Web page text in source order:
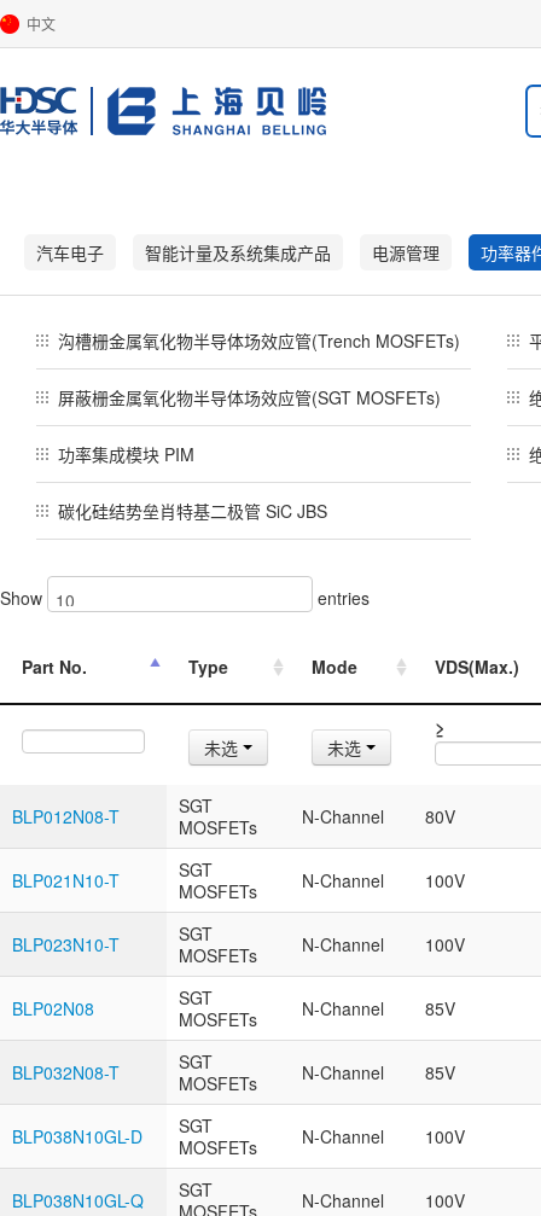
中文
汽车电子 智能计量及系统集成产品 电源管理 功率器
沟槽栅金属氧化物半导体场效应管(Trench MOSFETs)
屏蔽栅金属氧化物半导体场效应管(SGT MOSFETs)
功率集成模块 PIM
碳化硅结势垒肖特基二极管 SiC JBS
Show entries
Part No. Type Mode VDS(Max.)
未选 未选
≥
BLP012N08-T
SGT
MOSFETs
N-Channel 80V
BLP021N10-T
SGT
MOSFETs
N-Channel 100V
BLP023N10-T
SGT
MOSFETs
N-Channel 100V
BLP02N08
SGT
MOSFETs
N-Channel 85V
BLP032N08-T
SGT
MOSFETs
N-Channel 85V
BLP038N10GL-D
SGT
MOSFETs
N-Channel 100V
BLP038N10GL-Q
SGT
MOSFETs
N-Channel 100V